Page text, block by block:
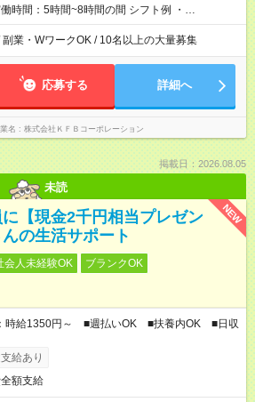
時間：5時間~8時間の間 シフト例 ・
7.5時間 ・9:30~14:30 実働5時間 ・
働5.5時間
業・WワークOK / 10名以上の大量募集
応募する 詳細へ
名 株式会社ＫＦＢコーポレーション
掲載日：2026.08.05
未読
NEW
【現金2千円相当プレゼン
の生活サポート
会人未経験OK
ブランクOK
時給1350円～ ■週払いOK ■扶養内OK ■日収
給あり
額支給